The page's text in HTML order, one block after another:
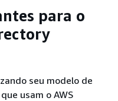
para o
seu modelo de
usam o AWS